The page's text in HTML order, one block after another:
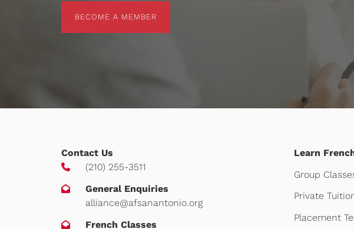
BECOME A MEMBER
Contact Us
(210) 255-3511
General Enquiries
alliance@afsanantonio.org
French Classes
Learn
Group
Private
Placement